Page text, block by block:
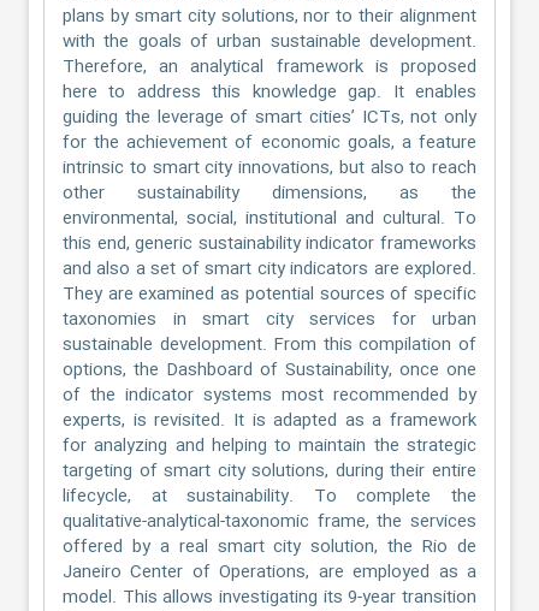
plans by smart city solutions, nor to their alignment
with the goals of urban sustainable development.
Therefore, an analytical framework is proposed
here to address this knowledge gap. It enables
guiding the leverage of smart cities’ ICTs, not only
for the achievement of economic goals, a feature
intrinsic to smart city innovations, but also to reach
other sustainability dimensions, as the
environmental, social, institutional and cultural. To
this end, generic sustainability indicator frameworks
and also a set of smart city indicators are explored.
They are examined as potential sources of specific
taxonomies in smart city services for urban
sustainable development. From this compilation of
options, the Dashboard of Sustainability, once one
of the indicator systems most recommended by
experts, is revisited. It is adapted as a framework
for analyzing and helping to maintain the strategic
targeting of smart city solutions, during their entire
lifecycle, at sustainability. To complete the
qualitative-analytical-taxonomic frame, the services
offered by a real smart city solution, the Rio de
Janeiro Center of Operations, are employed as a
model. This allows investigating its 9-year transition